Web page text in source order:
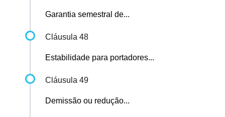
Garantia semestral de...
Cláusula 48
Estabilidade para portadores...
Cláusula 49
Demissão ou redução...